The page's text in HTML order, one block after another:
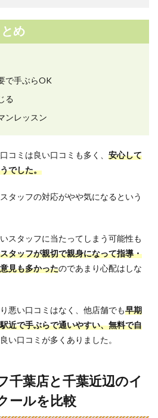
め
で手ぶらOK
る
ンレッスン
コミは良い口コミも多く、 安心して
でした。
タッフの対応がやや気になるという
スタッフに当たってしまう可能性も
タッフが親切で親身になって指導・
見も多かったのであまり心配はしな
悪い口コミはなく、他店舗でも早期
近で手ぶらで通いやすい、無料で自
い口コミが多くありました。
千葉店と千葉近辺のイ
ールを比較